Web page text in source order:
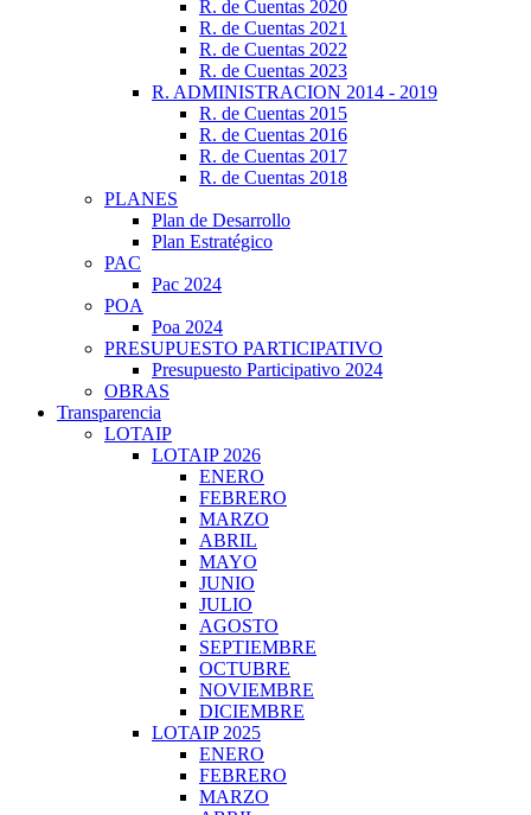
R. de Cuentas 2020
R. de Cuentas 2021
R. de Cuentas 2022
R. de Cuentas 2023
R. ADMINISTRACION 2014 - 2019
R. de Cuentas 2015
R. de Cuentas 2016
R. de Cuentas 2017
R. de Cuentas 2018
PLANES
Plan de Desarrollo
Plan Estratégico
PAC
Pac 2024
POA
Poa 2024
PRESUPUESTO PARTICIPATIVO
Presupuesto Participativo 2024
OBRAS
Transparencia
LOTAIP
LOTAIP 2026
ENERO
FEBRERO
MARZO
ABRIL
MAYO
JUNIO
JULIO
AGOSTO
SEPTIEMBRE
OCTUBRE
NOVIEMBRE
DICIEMBRE
LOTAIP 2025
ENERO
FEBRERO
MARZO